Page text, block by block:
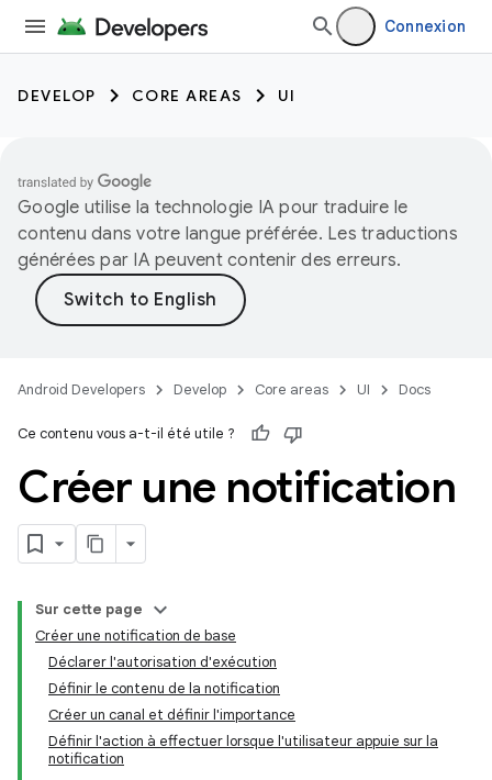
Connexion
DEVELOP CORE AREAS UI
Google utilise la technologie IA pour traduire le
contenu dans votre langue préférée. Les traductions
générées par IA peuvent contenir des erreurs.
Android Developers Develop Core areas UI Docs
Ce contenu vous a-t-il été utile ?
Créer une notification
Sur cette page
Créer une notification de base
Déclarer l'autorisation d'exécution
Définir le contenu de la notification
Créer un canal et définir l'importance
Définir l'action à effectuer lorsque l'utilisateur appuie sur la
notification